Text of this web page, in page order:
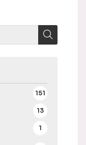
151
13
1